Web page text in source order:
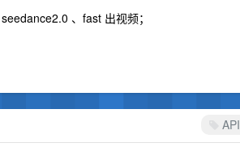
、fast 出视频；
API